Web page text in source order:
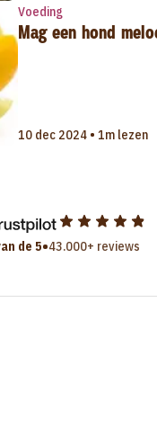
Voeding
Mag een hond
10 dec 2024 • 1m lezen
de 5•43.000+ reviews